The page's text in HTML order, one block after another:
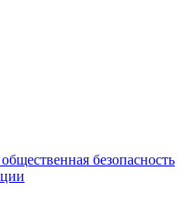
безопасность